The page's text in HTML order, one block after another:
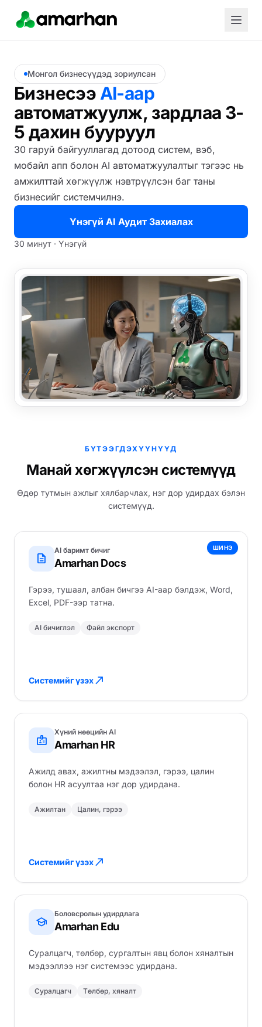
Монгол бизнесүүдэд зориулсан
Бизнесээ AI-аар
автоматжуулж, зардлаа 3-
5 дахин бууруул
30 гаруй байгууллагад дотоод систем, вэб,
мобайл апп болон AI автоматжуулалтыг тэгээс нь
амжилттай хөгжүүлж нэвтрүүлсэн баг таны
бизнесийг системчилнэ.
Үнэгүй AI Аудит Захиалах
30 минут · Үнэгүй
БҮТЭЭГДЭХҮҮНҮҮД
Манай хөгжүүлсэн системүүд
Өдөр тутмын ажлыг хялбарчлах, нэг дор удирдах бэлэн
системүүд.
ШИНЭ
description
AI баримт бичиг
Amarhan Docs
Гэрээ, тушаал, албан бичгээ AI-аар бэлдэж, Word,
Excel, PDF-ээр татна.
AI бичиглэл Файл экспорт
Системийг үзэхnorth_east
badge
Хүний нөөцийн AI
Amarhan HR
Ажилд авах, ажилтны мэдээлэл, гэрээ, цалин
болон HR асуултаа нэг дор удирдана.
Ажилтан Цалин, гэрээ
Системийг үзэхnorth_east
school
Боловсролын удирдлага
Amarhan Edu
Суралцагч, төлбөр, сургалтын явц болон хяналтын
мэдээллээ нэг системээс удирдана.
Суралцагч Төлбөр, хяналт